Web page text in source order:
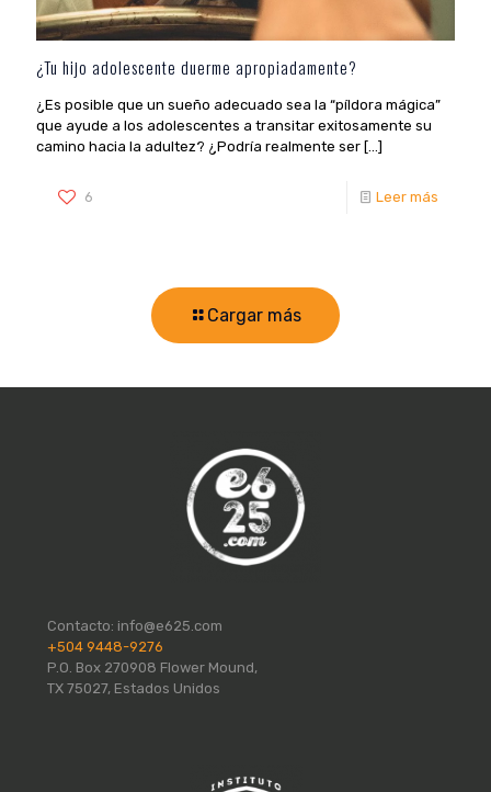
¿Tu hijo adolescente duerme apropiadamente?
¿Es posible que un sueño adecuado sea la “píldora mágica”
que ayude a los adolescentes a transitar exitosamente su
camino hacia la adultez? ¿Podría realmente ser […]
6 Leer más
Cargar más
Contacto: info@e625.com
+504 9448-9276
P.O. Box 270908 Flower Mound,
TX 75027, Estados Unidos